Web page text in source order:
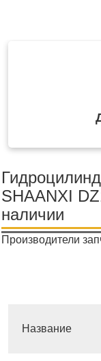
SHAANXI
наличии
Производители
Название